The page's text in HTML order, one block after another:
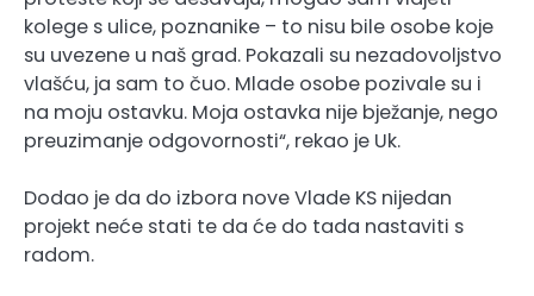
kolege s ulice, poznanike – to nisu bile osobe koje
su uvezene u naš grad. Pokazali su nezadovoljstvo
vlašću, ja sam to čuo. Mlade osobe pozivale su i
na moju ostavku. Moja ostavka nije bježanje, nego
preuzimanje odgovornosti“, rekao je Uk.
Dodao je da do izbora nove Vlade KS nijedan
projekt neće stati te da će do tada nastaviti s
radom.